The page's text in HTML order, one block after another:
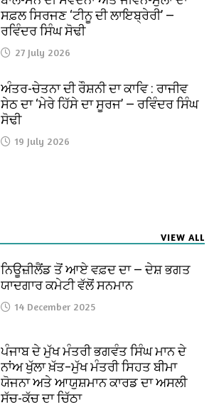
ਸਫ਼ਲ ਸਿਰਜਣ ‘ਟੀਨੂ ਦੀ ਲਾਇਬ੍ਰੇਰੀ’ —
ਰਵਿੰਦਰ ਸਿੰਘ ਸੋਢੀ
27 July 2026
ਅੰਤਰ-ਚੇਤਨਾ ਦੀ ਰੌਸ਼ਨੀ ਦਾ ਕਾਵਿ : ਰਾਜੀਵ
ਸੇਠ ਦਾ ‘ਮੇਰੇ ਹਿੱਸੇ ਦਾ ਸੂਰਜ’ — ਰਵਿੰਦਰ ਸਿੰਘ
ਸੋਢੀ
19 July 2026
VIEW ALL
ਨਿਊਜ਼ੀਲੈਂਡ ਤੋਂ ਆਏ ਵਫ਼ਦ ਦਾ — ਦੇਸ਼ ਭਗਤ
ਯਾਦਗਾਰ ਕਮੇਟੀ ਵੱਲੋਂ ਸਨਮਾਨ
14 December 2025
ਪੰਜਾਬ ਦੇ ਮੁੱਖ ਮੰਤਰੀ ਭਗਵੰਤ ਸਿੰਘ ਮਾਨ ਦੇ
ਨਾਂਅ ਖੁੱਲਾ ਖ਼ੱਤ–ਮੁੱਖ ਮੰਤਰੀ ਸਿਹਤ ਬੀਮਾ
ਯੋਜਨਾ ਅਤੇ ਆਯੁਸ਼ਮਾਨ ਕਾਰਡ ਦਾ ਅਸਲੀ
ਸੱਚ-ਕੱਚ ਦਾ ਚਿੱਠਾ